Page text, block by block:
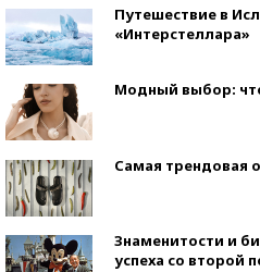
Путешествие в
«Интерстеллара»
Модный выбор:
Самая трендовая
Знаменитости и
успеха со второй